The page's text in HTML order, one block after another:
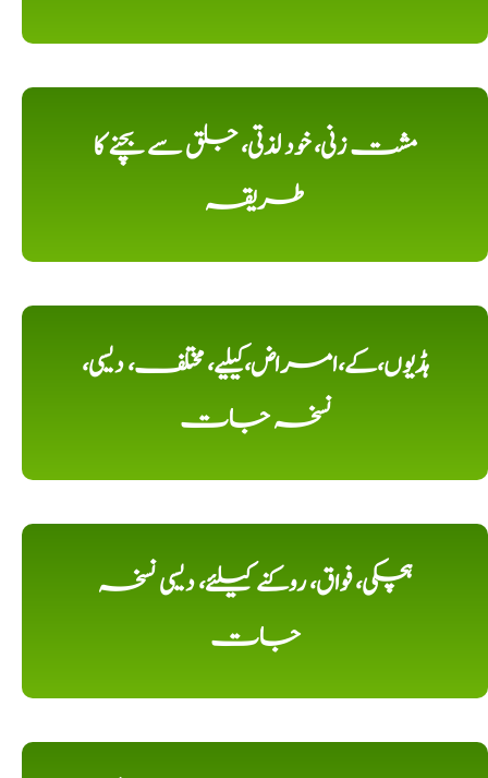
مشت زنی، خود لذتی، جلق سے بچنے کا
طریقہ
ہڈیوں،کے،امراض،کیلیے، مختلف، دیسی،
نسخہ جات
ہچکی، فواق، روکنے کیلئے، دیسی نسخہ
جات